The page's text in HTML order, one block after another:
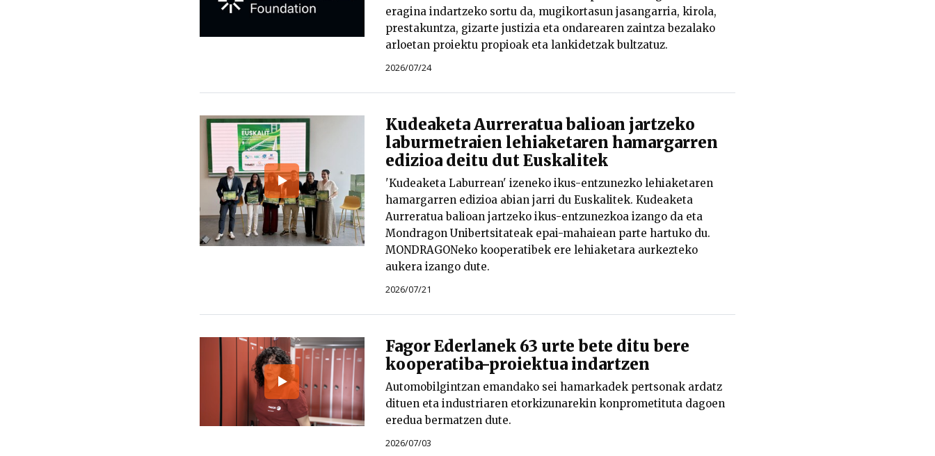
eragina indartzeko sortu da, mugikortasun jasangarria, kirola,
prestakuntza, gizarte justizia eta ondarearen zaintza bezalako
arloetan proiektu propioak eta lankidetzak bultzatuz.
2026/07/24
Kudeaketa Aurreratua balioan jartzeko
laburmetraien lehiaketaren hamargarren
edizioa deitu dut Euskalitek
'Kudeaketa Laburrean' izeneko ikus-entzunezko lehiaketaren
hamargarren edizioa abian jarri du Euskalitek. Kudeaketa
Aurreratua balioan jartzeko ikus-entzunezkoa izango da eta
Mondragon Unibertsitateak epai-mahaiean parte hartuko du.
MONDRAGONeko kooperatibek ere lehiaketara aurkezteko
aukera izango dute.
2026/07/21
Fagor Ederlanek 63 urte bete ditu bere
kooperatiba-proiektua indartzen
Automobilgintzan emandako sei hamarkadek pertsonak ardatz
dituen eta industriaren etorkizunarekin konprometituta dagoen
eredua bermatzen dute.
2026/07/03